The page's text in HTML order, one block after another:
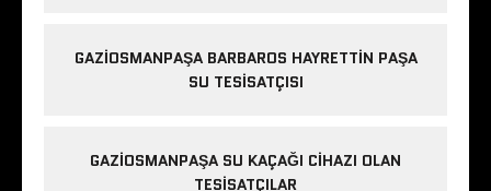
GAZIOSMANPAŞA BARBAROS HAYRETTIN PAŞA
SU TESISATÇISI
GAZIOSMANPAŞA SU KAÇAĞI CIHAZI OLAN
TESISATÇILAR